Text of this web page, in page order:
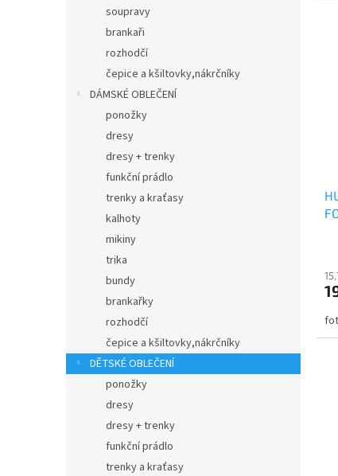
soupravy
brankaři
rozhodčí
čepice a kšiltovky,nákrčníky
DÁMSKÉ OBLEČENÍ
ponožky
dresy
dresy + trenky
funkční prádlo
trenky a kraťasy
kalhoty
mikiny
trika
bundy
brankařky
rozhodčí
čepice a kšiltovky,nákrčníky
DĚTSKÉ OBLEČENÍ
ponožky
dresy
dresy + trenky
funkční prádlo
trenky a kraťasy